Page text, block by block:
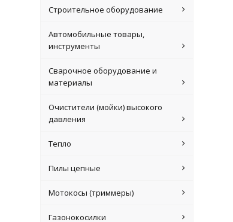
Строительное оборудование
Автомобильные товары,
инструменты
Сварочное оборудование и
материалы
Очистители (мойки) высокого
давления
Тепло
Пилы цепные
Мотокосы (триммеры)
Газонокосилки